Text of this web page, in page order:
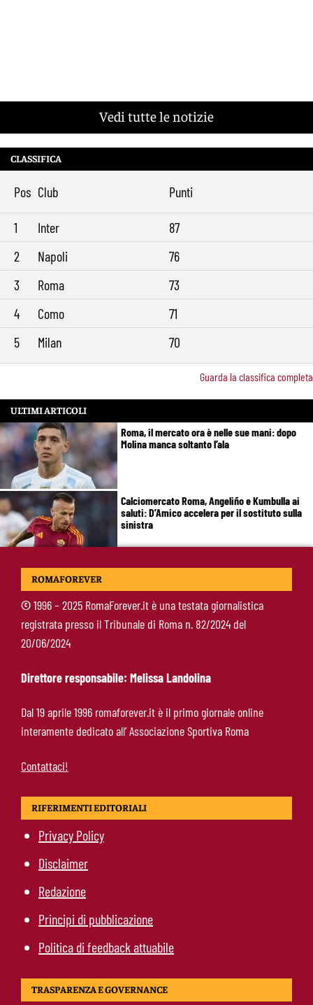
Vedi tutte le notizie
CLASSIFICA
Pos Club Punti
1 Inter
87
2
Napoli
76
3
Roma
73
4
Como
71
5
Milan 70
Guarda la classifica completa
ULTIMI ARTICOLI
Roma, il mercato ora è nelle sue mani: dopo
Molina manca soltanto l’ala
Calciomercato Roma, Angeliño e Kumbulla ai
saluti: D’Amico accelera per il sostituto sulla
sinistra
Roma, doppia cessione in Spagna: Angeliño al
Mercato Roma, manca un solo colpo: Gasperini
aspetta l’ala sinistra
ROMAFOREVER
©1996 – 2025 RomaForever.it è una testata giornalistica
registrata presso il Tribunale di Roma n. 82/2024 del
20/06/2024
Direttore responsabile: Melissa Landolina
Dal 19 aprile 1996 romaforever.it è il primo giornale online
interamente dedicato all’ Associazione Sportiva Roma
Contattaci!
RIFERIMENTI EDITORIALI
Privacy Policy
Disclaimer
Redazione
Principi di pubblicazione
Politica di feedback attuabile
TRASPARENZA E GOVERNANCE